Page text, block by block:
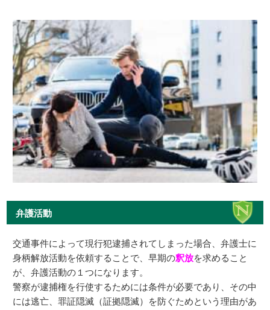
弁護活動
交通事件によって現行犯逮捕されてしまった場合、弁護士に
身柄解放活動を依頼することで、早期の釈放を求めること
が、弁護活動の１つになります。
警察が逮捕権を行使するためには条件が必要であり、その中
には逃亡、罪証隠滅（証拠隠滅）を防ぐためという理由があ